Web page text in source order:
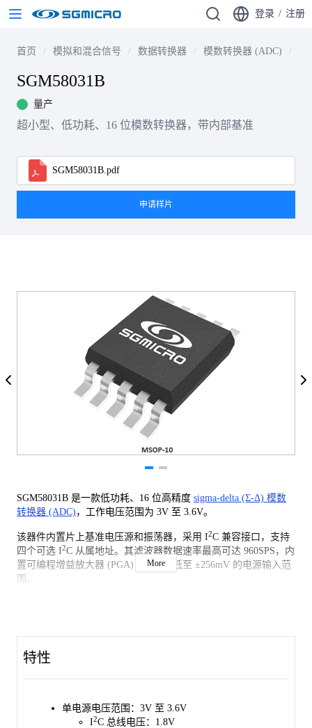
登录 / 注册
首页 模拟和混合信号 数据转换器 模数转换器 (ADC)
SGM58031B
量产
超小型、低功耗、16 位模数转换器，带内部基准
SGM58031B.pdf
申请样片
SGM58031B 是一款低功耗、16 位高精度 sigma-delta (Σ-Δ) 模数
转换器 (ADC) ，工作电压范围为 3V 至 3.6V。
该器件内置片上基准电压源和振荡器，采用 I2C 兼容接口，支持
四个可选 I2C 从属地址。其滤波器数据速率最高可达 960SPS，内
置可编程增益放大器 (PGA)，可提供低至 ±256mV 的电源输入范
围。
More
特性
单电源电压范围：3V 至 3.6V
I2C 总线电压：1.8V